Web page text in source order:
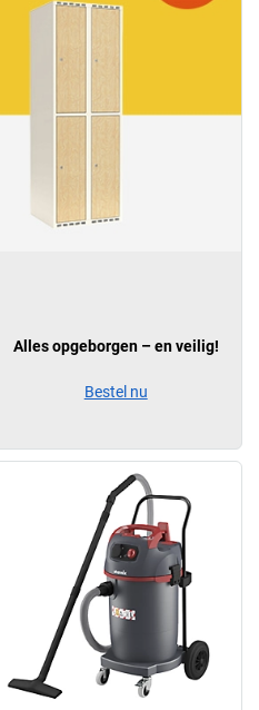
Alles opgeborgen – en veilig!
Bestel nu